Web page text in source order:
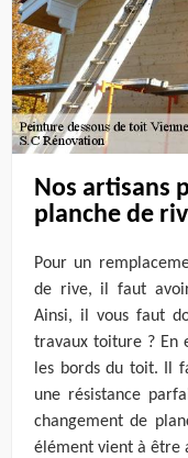
Nos artisans
planche de
Pour un
de rive, il faut
Ainsi, il vous faut
travaux toiture ? En
les bords du toit. Il
une résistance
changement de
élément vient à être